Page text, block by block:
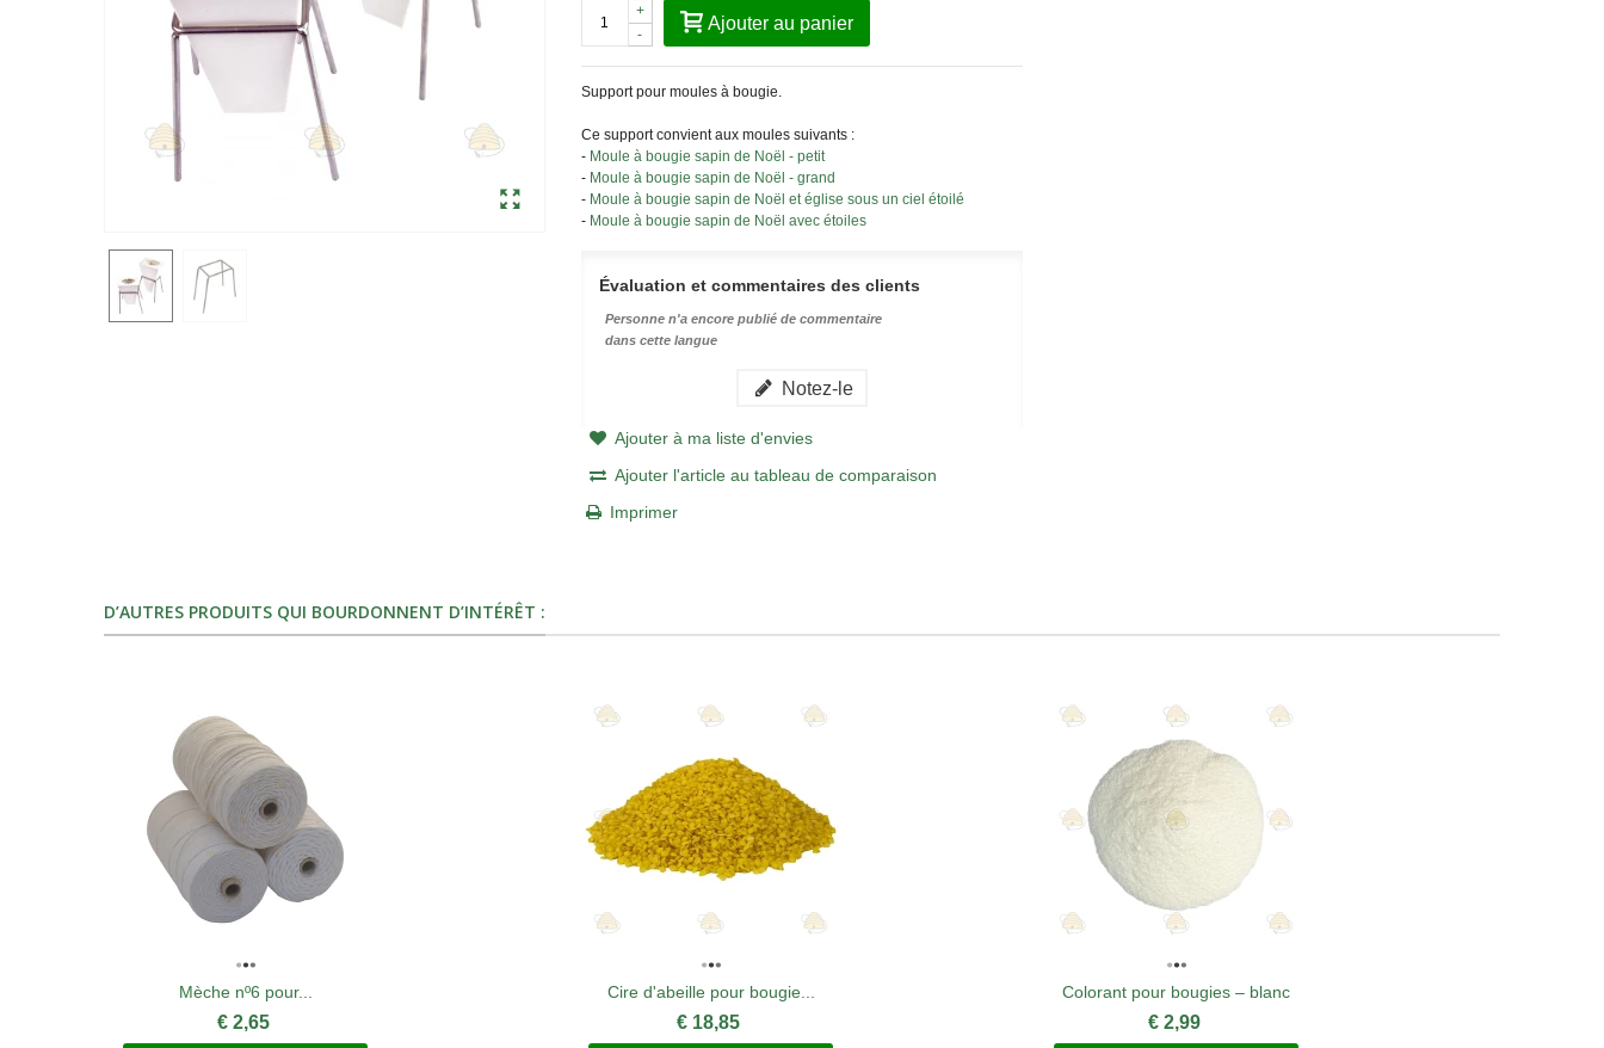
-
+
Ajouter au panier
Support pour moules à bougie.
Ce support convient aux moules suivants :
- Moule à bougie sapin de Noël - petit
- Moule à bougie sapin de Noël - grand
- Moule à bougie sapin de Noël et église sous un ciel étoilé
- Moule à bougie sapin de Noël avec étoiles
Évaluation et commentaires des clients
Personne n'a encore publié de commentaire
dans cette langue
Notez-le
Ajouter à ma liste d'envies
Ajouter l'article au tableau de comparaison
Imprimer
D’AUTRES PRODUITS QUI BOURDONNENT D’INTÉRÊT :
Mèche nº6 pour...
€ 2,65
Cire d'abeille pour bougie...
€ 18,85
Colorant pour bougies – blanc
€ 2,99